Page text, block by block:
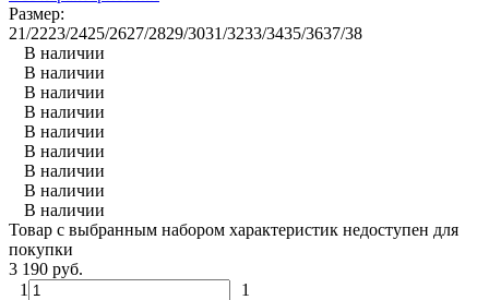
Размер:
21/2223/2425/2627/2829/3031/3233/3435/3637/38
В наличии
В наличии
В наличии
В наличии
В наличии
В наличии
В наличии
В наличии
В наличии
Товар с выбранным набором характеристик недоступен для
покупки
3 190 руб.
1
1